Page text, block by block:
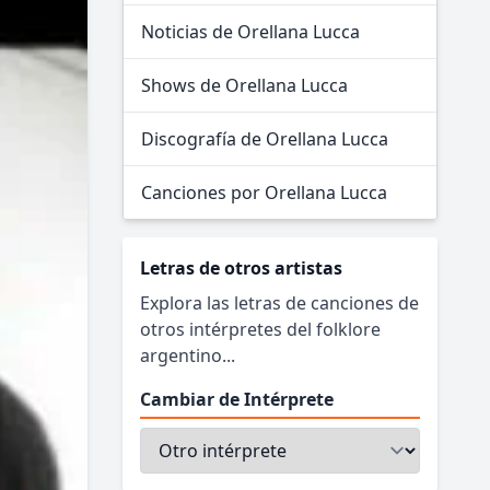
Noticias de Orellana Lucca
Shows de Orellana Lucca
Discografía de Orellana Lucca
Canciones por Orellana Lucca
Letras de otros artistas
Explora las letras de canciones de
otros intérpretes del folklore
argentino...
Cambiar de Intérprete